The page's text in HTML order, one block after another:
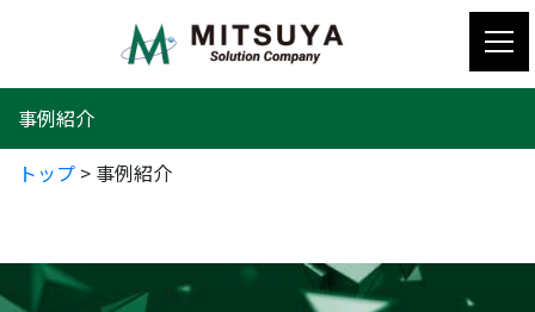
へ
プ
事例紹介
トップ > 事例紹介